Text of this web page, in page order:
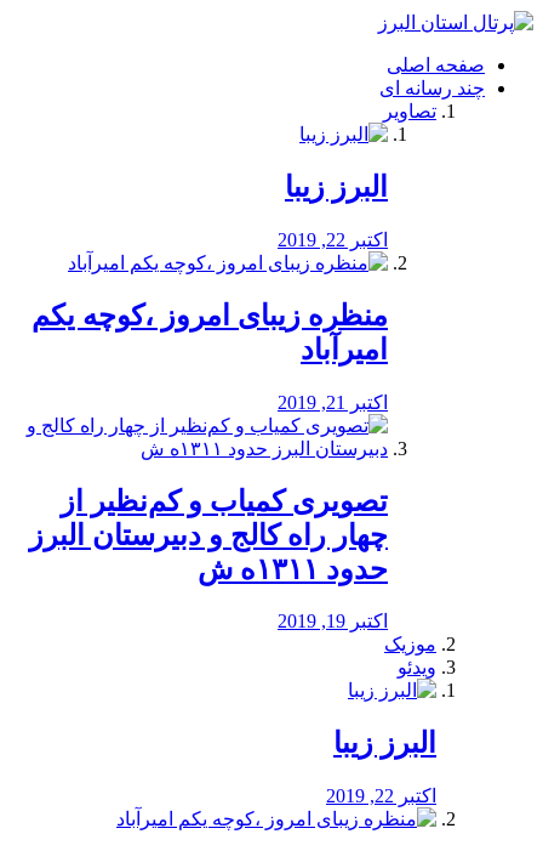
فصد
شرق
تهران
خشکشویی
صفحه اصلی
چند رسانه ای
تصاویر
البرز زیبا
اکتبر 22, 2019
منظره‌‌ زیبای امروز ،کوچه یکم
امیرآباد
اکتبر 21, 2019
️تصویری کمیاب و کم‌نظیر از
چهار راه كالج و دبيرستان البرز
حدود ۱۳۱۱ه ش
اکتبر 19, 2019
موزیک
ویدئو
البرز زیبا
اکتبر 22, 2019